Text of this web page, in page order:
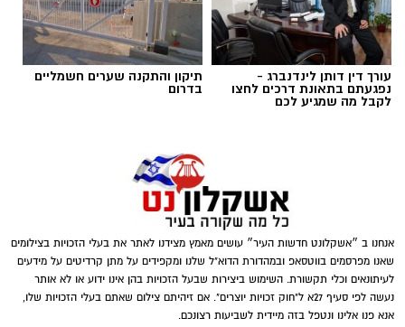
הימורים בלתי חוקיים, ובהם מחשב ששימש
להפעלת משחקי בינגו, כרטיסי בינגו וכספים
במטבעות שונים.
בנוסף, נתפסו סכומי כסף במזומן, המחאות וציוד
דוברות המשטרה
במסגרת פעילות יזומה של בלשי יחידת יל"פ
עורך דין דותן לינדנברג -
נפגעתם בתאונת דרכים לחצו
לקבל מה שמגיע לכם
תיקון והתקנה שערים חשמליים
בדרום
אנחנו ב ״אשקלונט חדשות העיר״ עושים מאמץ מצידנו לאתר את בעלי הזכויות בצילומים
שאנו מפרסמים בווטסאפ ובמהדורת הדוא"ל שלנו ומקפידים על מתן קרדיטים על מידעים
לעיתונאים וכלי תקשורת. השימוש ביצירות שבעל הזכויות בהן אינו ידוע או לא אותר
נעשה לפי סעיף 27א ל"חוק זכויות יוצרים". אם זיהיתם צילום שאתם בעלי הזכויות שלו,
אנא פנו אלינו ונטפל בזה מיידית לשביעות רצונכם.